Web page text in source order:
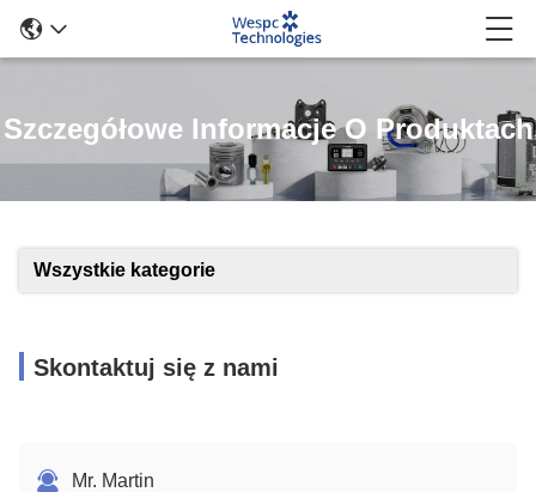
Szczegółowe Informacje O Produktach
Wszystkie kategorie
Skontaktuj się z nami
Mr. Martin